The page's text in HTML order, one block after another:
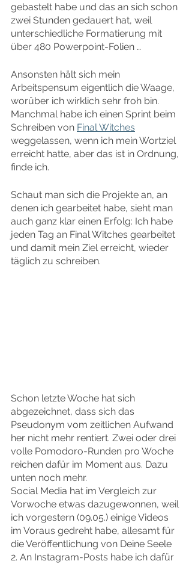
gebastelt habe und das an sich schon
zwei Stunden gedauert hat, weil
unterschiedliche Formatierung mit
über 480 Powerpoint-Folien …
Ansonsten hält sich mein
Arbeitspensum eigentlich die Waage,
worüber ich wirklich sehr froh bin.
Manchmal habe ich einen Sprint beim
Schreiben von Final Witches
weggelassen, wenn ich mein Wortziel
erreicht hatte, aber das ist in Ordnung,
finde ich.
Schaut man sich die Projekte an, an
denen ich gearbeitet habe, sieht man
auch ganz klar einen Erfolg: Ich habe
jeden Tag an Final Witches gearbeitet
und damit mein Ziel erreicht, wieder
täglich zu schreiben.
Schon letzte Woche hat sich
abgezeichnet, dass sich das
Pseudonym vom zeitlichen Aufwand
her nicht mehr rentiert. Zwei oder drei
volle Pomodoro-Runden pro Woche
reichen dafür im Moment aus. Dazu
unten noch mehr.
Social Media hat im Vergleich zur
Vorwoche etwas dazugewonnen, weil
ich vorgestern (09.05.) einige Videos
im Voraus gedreht habe, allesamt für
die Veröffentlichung von Deine Seele
2. An Instagram-Posts habe ich dafür